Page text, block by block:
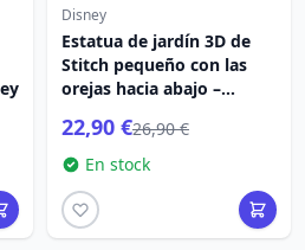
Disney
Estatua de jardín 3D de
Stitch pequeño con las
orejas hacia abajo –
22,90 €26,90 €
En stock